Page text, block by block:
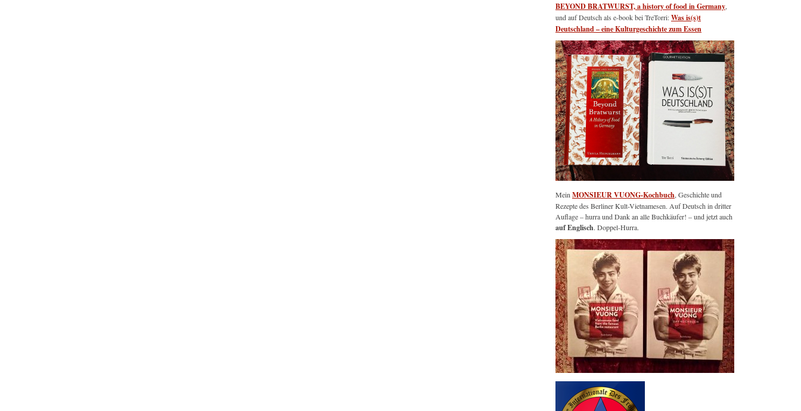
BEYOND BRATWURST, a history of food in Germany
und auf Deutsch als e-book bei TreTorri:Was is(s)t
Deutschland – eine Kulturgeschichte zum Essen
Mein MONSIEUR VUONG-Kochbuch , Geschichte und
Rezepte des Berliner Kult-Vietnamesen. Auf Deutsch in dritter
Auflage – hurra und Dank an alle Buchkäufer! – und jetzt auch
auf Englisch. Doppel-Hurra.